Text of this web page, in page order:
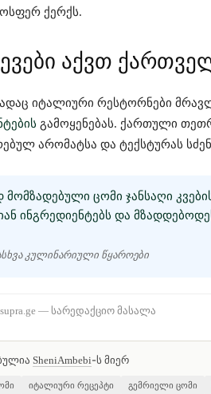
ქერქს.
აქვთ
იტალიური რესტორნები
გამოყენებას. ქართული
არომატსა და ტექსტურას
ᲛᲝᲛᲖᲐᲓᲔᲑᲣᲚᲘ ᲪᲝᲛᲘ ᲯᲐᲜᲡᲐᲦᲘ
ᲘᲜᲒᲠᲔᲓᲘᲔᲜᲢᲔᲑᲡ ᲓᲐ
კულინარიული წყაროები
— სარედაქციო მასალა
SheniAmbebi-ს მიერ
იტალიური რეცეპტი გემრიელი ცომი